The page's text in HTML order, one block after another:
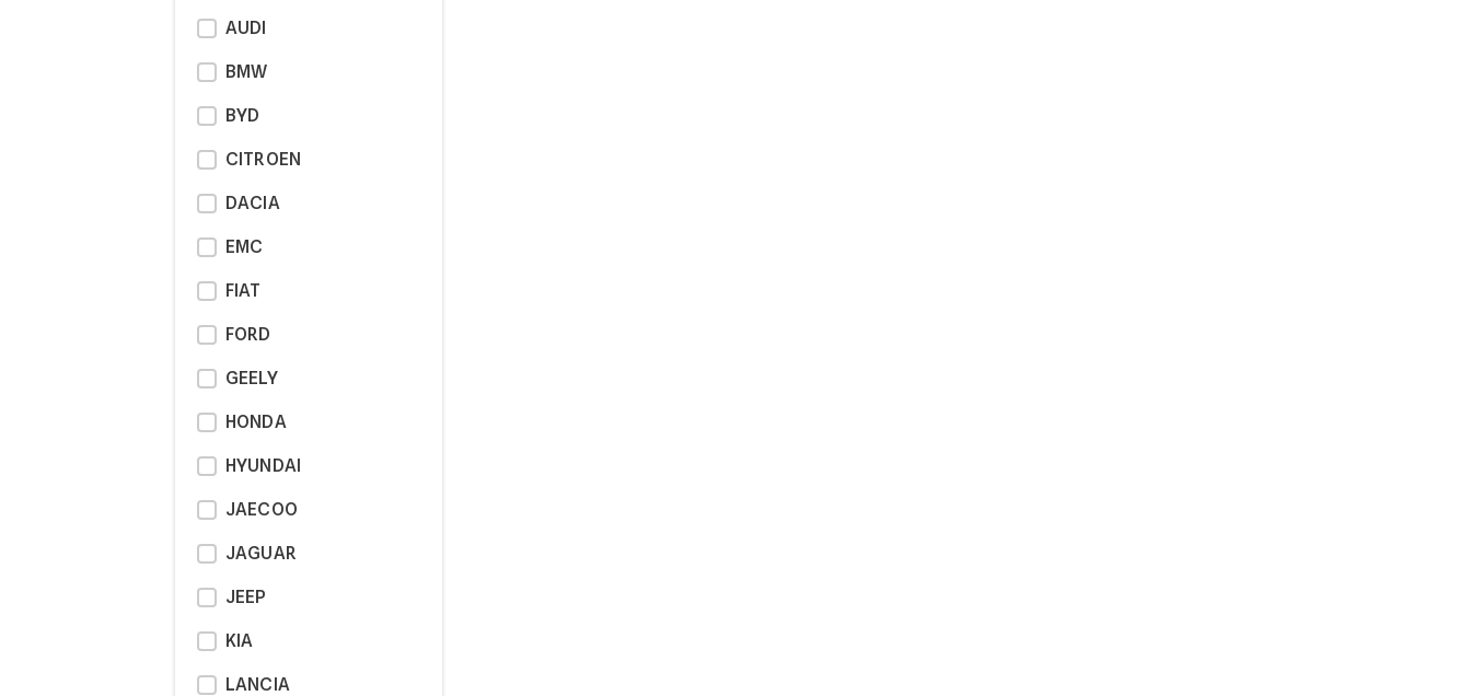
AUDI
BMW
BYD
CITROEN
DACIA
EMC
FIAT
FORD
GEELY
HONDA
HYUNDAI
JAECOO
JAGUAR
JEEP
KIA
LANCIA